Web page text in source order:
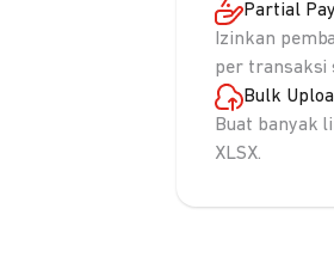
Partial
Izinkan
per transaksi
Bulk
Buat banyak
XLSX.